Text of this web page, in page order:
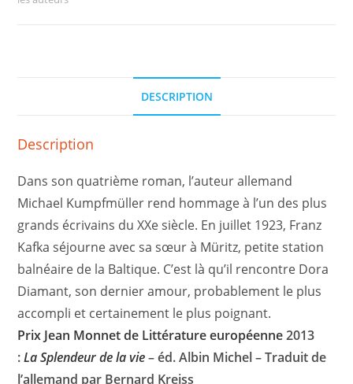
DESCRIPTION
Description
Dans son quatrième roman, l’auteur allemand
Michael Kumpfmüller rend hommage à l’un des plus
grands écrivains du XXe siècle. En juillet 1923, Franz
Kafka séjourne avec sa sœur à Müritz, petite station
balnéaire de la Baltique. C’est là qu’il rencontre Dora
Diamant, son dernier amour, probablement le plus
accompli et certainement le plus poignant.
Prix Jean Monnet de Littérature européenne2013
:La Splendeur de la vie – éd. Albin Michel – Traduit de
l’allemand par Bernard Kreiss